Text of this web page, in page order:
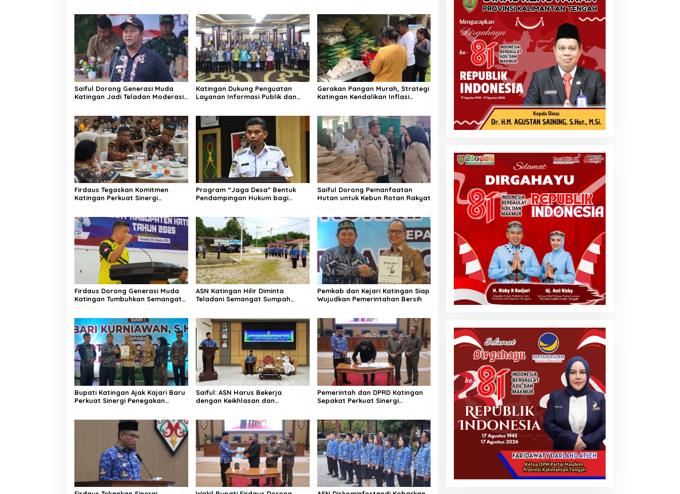
Saiful Dorong Generasi Muda
Katingan Jadi Teladan Moderasi
Katingan Dukung Penguatan
Layanan Informasi Publik dan
Gerakan Pangan Murah, Strategi
Katingan Kendalikan Inflasi
Firdaus Tegaskan Komitmen
Katingan Perkuat Sinergi
Program “Jaga Desa” Bentuk
Pendampingan Hukum bagi
Saiful Dorong Pemanfaatan
Hutan untuk Kebun Rotan Rakyat
Firdaus Dorong Generasi Muda
Katingan Tumbuhkan Semangat
ASN Katingan Hilir Diminta
Teladani Semangat Sumpah
Pemkab dan Kejari Katingan Siap
Wujudkan Pemerintahan Bersih
Bupati Katingan Ajak Kajari Baru
Perkuat Sinergi Penegakan
Saiful: ASN Harus Bekerja
dengan Keikhlasan dan
Pemerintah dan DPRD Katingan
Sepakat Perkuat Sinergi